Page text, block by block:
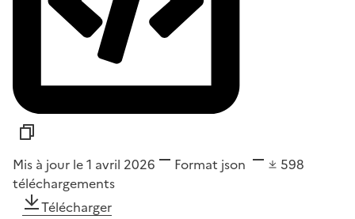
Mis à jour le 1 avril 2026 Format json
598
téléchargements
Télécharger